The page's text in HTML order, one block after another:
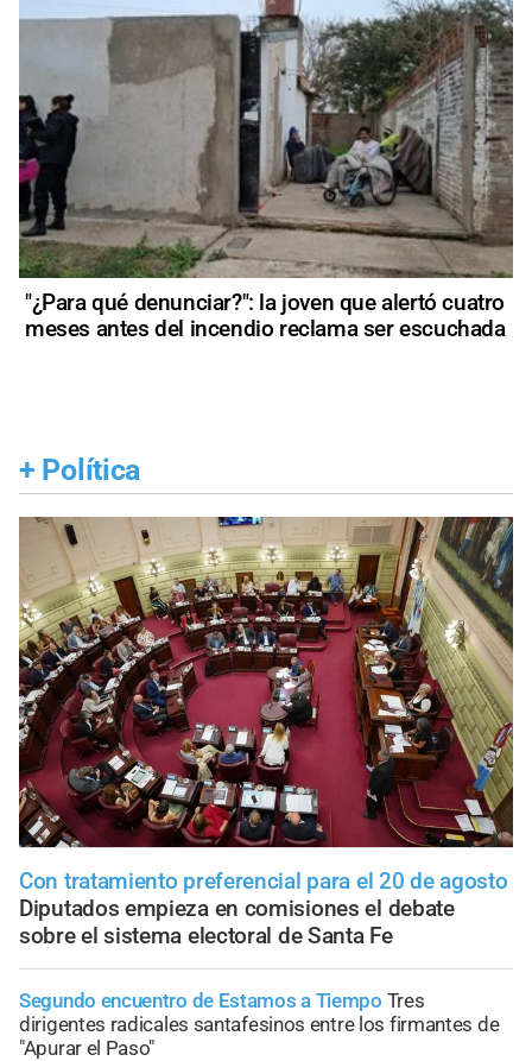
"¿Para qué denunciar?": la joven que alertó cuatro
meses antes del incendio reclama ser escuchada
+ Política
Con tratamiento preferencial para el 20 de agosto
Diputados empieza en comisiones el debate
sobre el sistema electoral de Santa Fe
Segundo encuentro de Estamos a Tiempo Tres
dirigentes radicales santafesinos entre los firmantes de
"Apurar el Paso"